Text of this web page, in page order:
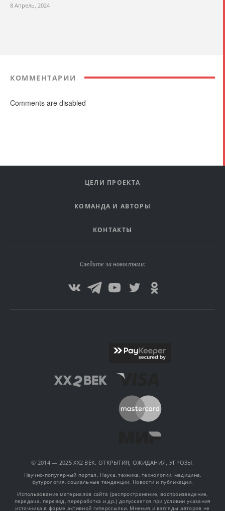
8 Апрель, 2024
КОММЕНТАРИИ
Comments are disabled
ЦЕЛИ ПРОЕКТА
КОМАНДА И АВТОРЫ
КОНТАКТЫ
Следите за новостями:
© 2014 — 2025 XX2 ВЕК. ОТКРЫТИЯ, ОЖИДАНИЯ, УГРОЗЫ.
Научно-популярный портал. Наука, техника, технологии, медицина,
футурология, социальные тенденции. Новости и публикации.
Использование материалов сайта (распространение, воспроизведение,
передача, перевод, переработка и др.) допускается при условии указания
источника в форме активной гиперссылки. Мнения и взгляды авторов не